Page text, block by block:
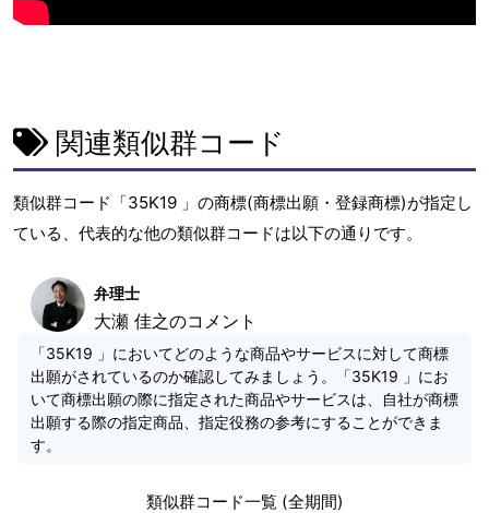
関連類似群コード
類似群コード「35K19 」の商標(商標出願・登録商標)が指定し
ている、代表的な他の類似群コードは以下の通りです。
弁理士
大瀬 佳之のコメント
「35K19 」においてどのような商品やサービスに対して商標
出願がされているのか確認してみましょう。「35K19 」にお
いて商標出願の際に指定された商品やサービスは、自社が商標
出願する際の指定商品、指定役務の参考にすることができま
す。
類似群コード一覧 (全期間)